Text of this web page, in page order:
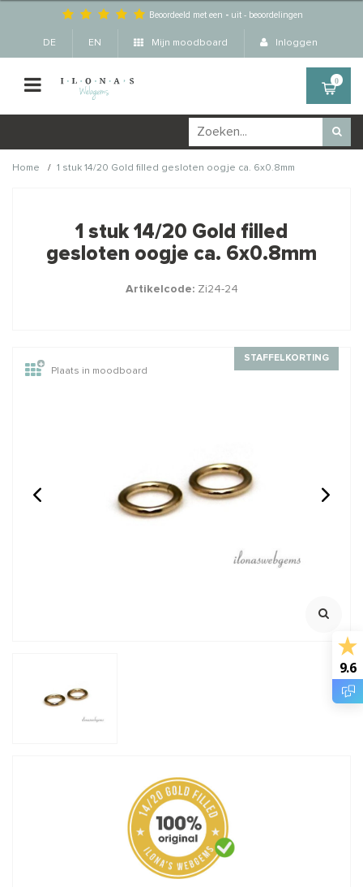
Beoordeeld met een - uit -beoordelingen
DE EN Mijn moodboard Inloggen
0
Home / 1 stuk 14/20 Gold filled gesloten oogje ca. 6x0.8mm
producten ook interessant
voor je?
Oersterk oogje met lock
1 stuk 14/20 Gold filled
knijpkraalverberger ca.
3.5mm
Mooi sluitend
Incl. btw
1 stuk 14/20 Gold filled
gesloten oogje ca. 6x0.8mm
Artikelcode:Zi24-24
STAFFELKORTING
Plaats in moodboard
9.6